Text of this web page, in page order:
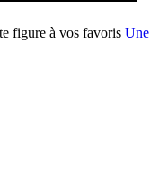
figure à vos favoris Une